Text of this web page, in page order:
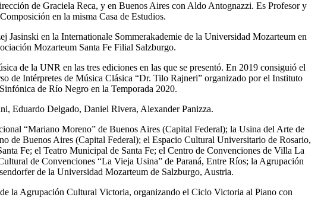
de Graciela Reca, y en Buenos Aires con Aldo Antognazzi. Es Profesor y
en la misma Casa de Estudios.
en la Internationale Sommerakademie de la Universidad Mozarteum en
Mozarteum Santa Fe Filial Salzburgo.
de la UNR en las tres ediciones en las que se presentó. En 2019 consiguió el
de Intérpretes de Música Clásica “Dr. Tilo Rajneri” organizado por el Instituto
de Río Negro en la Temporada 2020.
Eduardo Delgado, Daniel Rivera, Alexander Panizza.
“Mariano Moreno” de Buenos Aires (Capital Federal); la Usina del Arte de
de Buenos Aires (Capital Federal); el Espacio Cultural Universitario de Rosario,
Fe; el Teatro Municipal de Santa Fe; el Centro de Convenciones de Villa La
de Convenciones “La Vieja Usina” de Paraná, Entre Ríos; la Agrupación
de la Universidad Mozarteum de Salzburgo, Austria.
la Agrupación Cultural Victoria, organizando el Ciclo Victoria al Piano con